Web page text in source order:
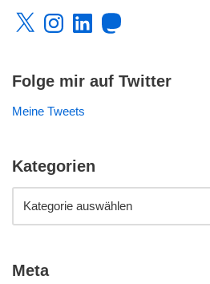
Folge mir auf Twitter
Meine Tweets
Kategorien
Meta